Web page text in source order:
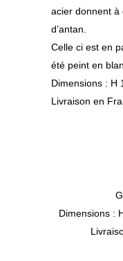
acier donnent à
d’antan.
Celle ci est en
été peint en
Dimensions : H
Livraison en
Dimensions :